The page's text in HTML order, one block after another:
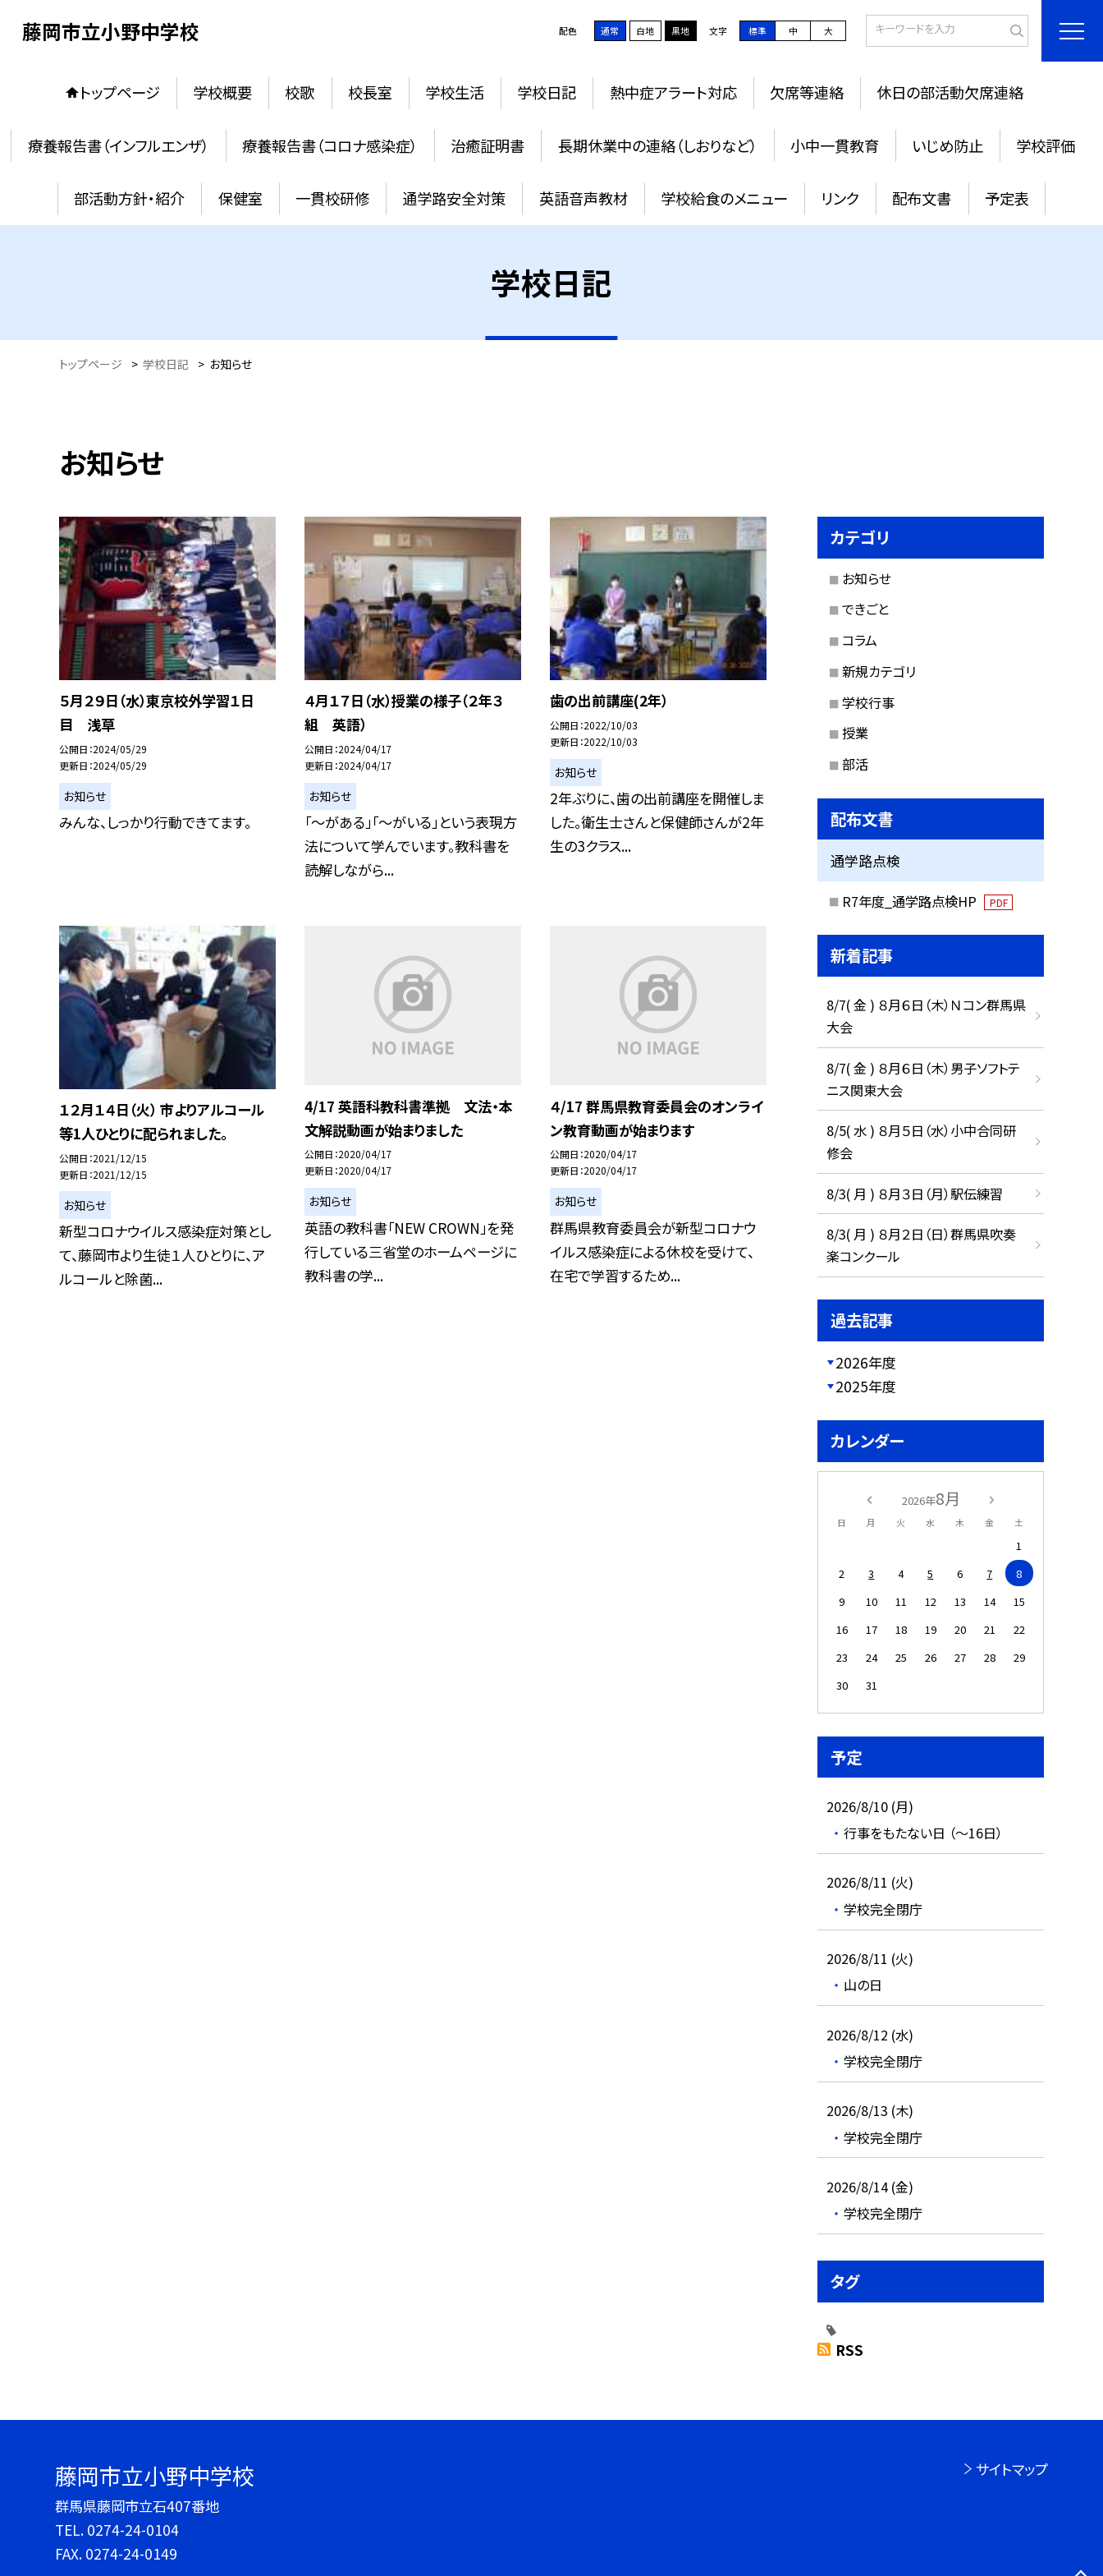
藤岡市立小野中学校 配色 通常 白地 黒地 文字 標準 中 大
トップページ 学校概要 校歌 校長室 学校生活 学校日記 熱中症アラート対応 欠席等連絡 休日の部活動欠席連絡
療養報告書（インフルエンザ） 療養報告書（コロナ感染症） 治癒証明書 長期休業中の連絡（しおりなど） 小中一貫教育 いじめ防止 学校評価
部活動方針・紹介 保健室 一貫校研修 通学路安全対策 英語音声教材 学校給食のメニュー リンク 配布文書 予定表
学校日記
トップページ > 学校日記 > お知らせ
お知らせ
５月２９日（水）東京校外学習１日
目 浅草
公開日 2024/05/29
更新日 2024/05/29
お知らせ
みんな、しっかり行動できてます。
４月１７日（水）授業の様子（２年３
組 英語）
公開日 2024/04/17
更新日 2024/04/17
お知らせ
「〜がある」「〜がいる」という表現方
法について学んでいます。教科書を
読解しながら...
歯の出前講座(2年）
公開日 2022/10/03
更新日 2022/10/03
お知らせ
2年ぶりに、歯の出前講座を開催しま
した。衛生士さんと保健師さんが2年
生の3クラス...
１２月１４日（火） 市よりアルコール
等1人ひとりに配られました。
公開日 2021/12/15
更新日 2021/12/15
お知らせ
新型コロナウイルス感染症対策とし
て、藤岡市より生徒１人ひとりに、ア
ルコールと除菌...
4/17 英語科教科書準拠 文法・本
文解説動画が始まりました
公開日 2020/04/17
更新日 2020/04/17
お知らせ
英語の教科書「NEW CROWN」を発
行している三省堂のホームページに
教科書の学...
４/17 群馬県教育委員会のオンライ
ン教育動画が始まります
公開日 2020/04/17
更新日 2020/04/17
お知らせ
群馬県教育委員会が新型コロナウ
イルス感染症による休校を受けて、
在宅で学習するため...
カテゴリ
お知らせ
できごと
コラム
新規カテゴリ
学校行事
授業
部活
配布文書
通学路点検
R7年度_通学路点検HP PDF
新着記事
8/7( 金 ) ８月６日（木）Ｎコン群馬県
大会
8/7( 金 ) ８月６日（木）男子ソフトテ
ニス関東大会
8/5( 水 ) ８月５日（水）小中合同研
修会
8/3( 月 ) ８月３日（月）駅伝練習
8/3( 月 ) ８月２日（日）群馬県吹奏
楽コンクール
過去記事
2026年度
2025年度
カレンダー
2026年8月
日 月 火 水 木 金 土
1
2
3 4 5 6 7
8
9
10 11 12 13 14
15
16
17 18 19 20 21
22
23
24 25 26 27 28
29
30
31
予定
2026/8/10 (月)
行事をもたない日 （～16日）
2026/8/11 (火)
学校完全閉庁
2026/8/11 (火)
山の日
2026/8/12 (水)
学校完全閉庁
2026/8/13 (木)
学校完全閉庁
2026/8/14 (金)
学校完全閉庁
タグ
RSS
藤岡市立小野中学校
群馬県藤岡市立石407番地
TEL. 0274-24-0104
FAX. 0274-24-0149
サイトマップ